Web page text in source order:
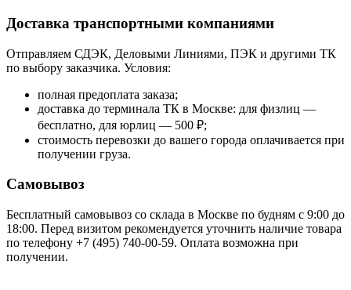
Доставка транспортными компаниями
Отправляем СДЭК, Деловыми Линиями, ПЭК и другими ТК
по выбору заказчика. Условия:
полная предоплата заказа;
доставка до терминала ТК в Москве: для физлиц —
бесплатно, для юрлиц — 500 ₽;
стоимость перевозки до вашего города оплачивается при
получении груза.
Самовывоз
Бесплатный самовывоз со склада в Москве по будням с 9:00 до
18:00. Перед визитом рекомендуется уточнить наличие товара
по телефону +7 (495) 740-00-59. Оплата возможна при
получении.